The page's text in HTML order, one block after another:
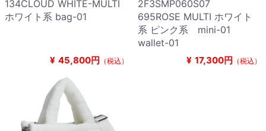
134CLOUD WHITE-MULTI
ホワイト系 bag-01
¥ 45,800円 （税込）
2F3SMP060S07
695ROSE MULTI ホワイト
系 ピンク系 mini-01
wallet-01
¥ 17,300円 （税込）